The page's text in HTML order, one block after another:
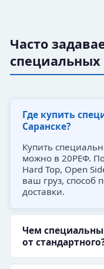
Часто
специальных
Где купить
Саранске?
Купить
можно в 20РЕФ.
Hard Top, Open
ваш груз, способ
доставки.
Чем
от